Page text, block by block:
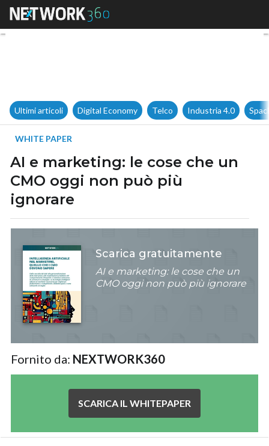
AI e marketing: le cose che
Ultimi articoli Digital Economy Telco Industria 4.0
WHITE PAPER
AI e marketing: le cose che un
CMO oggi non può più
ignorare
Scarica gratuitamente
AI e marketing: le cose che un
CMO oggi non può più ignorare
Fornito da: NEXTWORK360
SCARICA IL WHITEPAPER